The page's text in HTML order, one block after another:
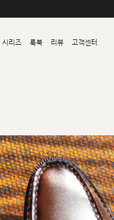
시리즈 룩북 리뷰 고객센터